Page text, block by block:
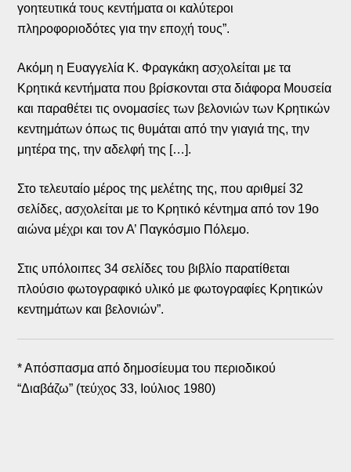
γοητευτικά τους κεντήματα οι καλύτεροι
πληροφοριοδότες για την εποχή τους”.
Ακόμη η Ευαγγελία Κ. Φραγκάκη ασχολείται με τα
Κρητικά κεντήματα που βρίσκονται στα διάφορα Μουσεία
και παραθέτει τις ονομασίες των βελονιών των Κρητικών
κεντημάτων όπως τις θυμάται από την γιαγιά της, την
μητέρα της, την αδελφή της […].
Στο τελευταίο μέρος της μελέτης της, που αριθμεί 32
σελίδες, ασχολείται με το Κρητικό κέντημα από τον 19ο
αιώνα μέχρι και τον Α’ Παγκόσμιο Πόλεμο.
Στις υπόλοιπες 34 σελίδες του βιβλίο παρατίθεται
πλούσιο φωτογραφικό υλικό με φωτογραφίες Κρητικών
κεντημάτων και βελονιών”.
* Απόσπασμα από δημοσίευμα του περιοδικού
“Διαβάζω” (τεύχος 33, Ιούλιος 1980)